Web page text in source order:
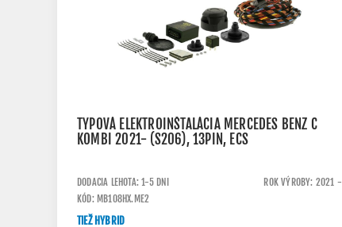
TYPOVÁ ELEKTROINŠTALÁCIA MERCEDES BENZ C
KOMBI 2021- (S206), 13PIN, ECS
DODACIA LEHOTA: 1-5 DNI
ROK VÝROBY: 2021 -
KÓD: MB108HX.ME2
TIEŽ HYBRID